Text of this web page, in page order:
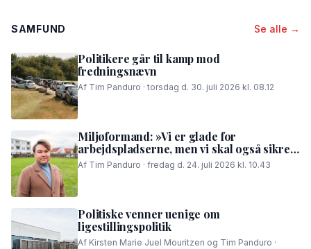
SAMFUND Se alle →
Politikere går til kamp mod
fredningsnævn
Af Tim Panduro · torsdag d. 30. juli 2026 kl. 08.12
Miljøformand: »Vi er glade for
arbejdspladserne, men vi skal også sikre,
at folk i området kan få en god nattesøvn«
Af Tim Panduro · fredag d. 24. juli 2026 kl. 10.43
Politiske venner uenige om
ligestillingspolitik
Af Kirsten Marie Juel Mouritzen og Tim Panduro ·